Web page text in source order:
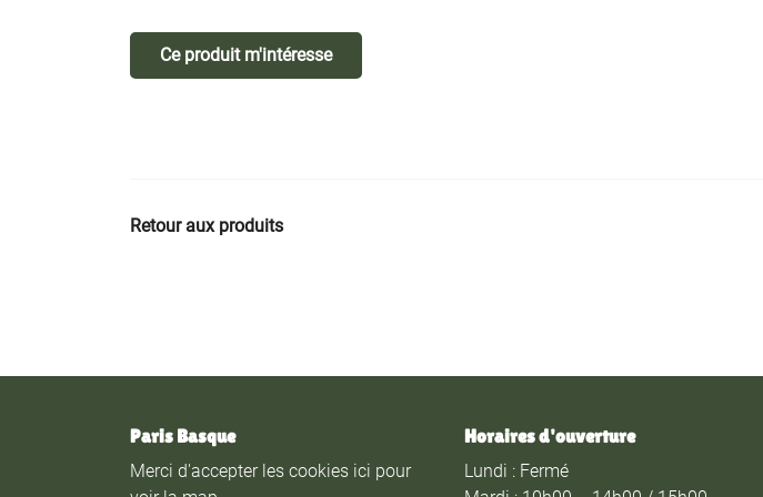
Ce produit m'intéresse
Retour aux produits
Paris Basque
Merci d'accepter les cookies ici pour
Horaires d'ouverture
Lundi : Fermé